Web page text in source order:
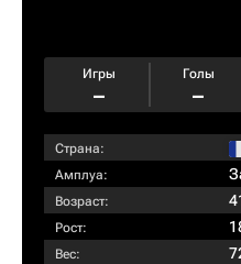
Игры
–
Голы
–
Страна:
Амплуа:
Возраст:
Рост:
Вес: